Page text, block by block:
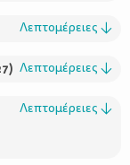
Λεπτομέρειες ↓
) Λεπτομέρειες ↓
Λεπτομέρειες ↓